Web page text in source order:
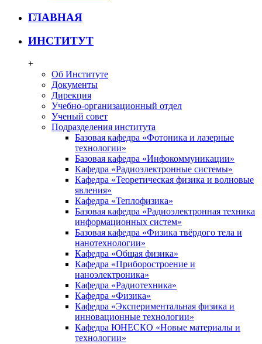
ГЛАВНАЯ
ИНСТИТУТ
+
Об Институте
Документы
Дирекция
Учебно-организационный отдел
Ученый совет
Подразделения института
Базовая кафедра «Фотоника и лазерные
технологии»
Базовая кафедра «Инфокоммуникации»
Кафедра «Радиоэлектронные системы»
Кафедра «Теоретическая физика и волновые
явления»
Кафедра «Теплофизика»
Базовая кафедра «Радиоэлектронная техника
информационных систем»
Базовая кафедра «Физика твёрдого тела и
нанотехнологии»
Кафедра «Общая физика»
Кафедра «Приборостроение и
наноэлектроника»
Кафедра «Радиотехника»
Кафедра «Физика»
Кафедра «Экспериментальная физика и
инновационные технологии»
Кафедра ЮНЕСКО «Новые материалы и
технологии»